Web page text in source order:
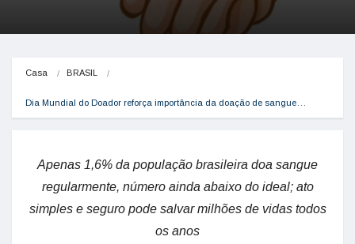
Casa BRASIL
Dia Mundial do Doador reforça importância da doação de sangue…
Apenas 1,6% da população brasileira doa sangue
regularmente, número ainda abaixo do ideal; ato
simples e seguro pode salvar milhões de vidas todos
os anos